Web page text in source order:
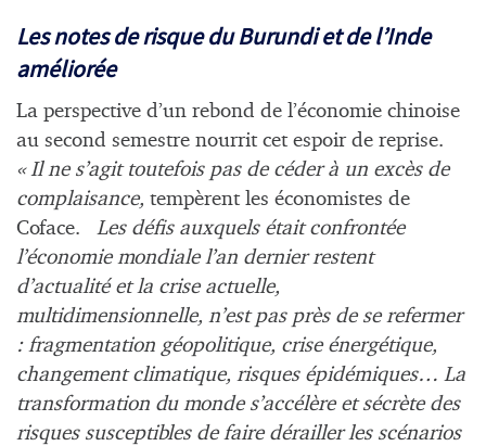
Les notes de risque du Burundi et de l’Inde
améliorée
La perspective d’un rebond de l’économie chinoise
au second semestre nourrit cet espoir de reprise.
« Il ne s’agit toutefois pas de céder à un excès de
complaisance, tempèrent les économistes de
Coface. Les défis auxquels était confrontée
l’économie mondiale l’an dernier restent
d’actualité et la crise actuelle,
multidimensionnelle, n’est pas près de se refermer
: fragmentation géopolitique, crise énergétique,
changement climatique, risques épidémiques… La
transformation du monde s’accélère et sécrète des
risques susceptibles de faire dérailler les scénarios